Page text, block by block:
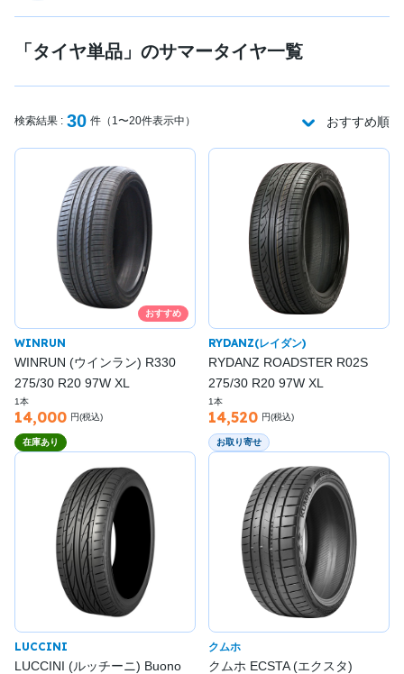
「タイヤ単品」のサマータイヤ一覧
検索結果 : 30 件（1〜20件表示中） おすすめ順
おすすめ
WINRUN
WINRUN (ウインラン) R330
275/30 R20 97W XL
1本
14,000 円(税込)
在庫あり
RYDANZ(レイダン)
RYDANZ ROADSTER R02S
275/30 R20 97W XL
1本
14,520 円(税込)
お取り寄せ
LUCCINI
LUCCINI (ルッチーニ) Buono
クムホ
クムホ ECSTA (エクスタ)